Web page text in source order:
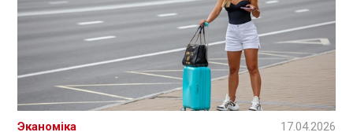
Эканоміка 17.04.2026